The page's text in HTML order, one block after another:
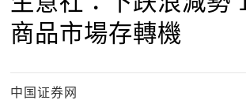
商品市場存轉機
中国证券网